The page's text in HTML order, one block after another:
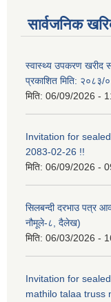
सार्वजनिक
स्वास्थ्य उपकरण खरीद
प्रकाशित मिति: २०८३/
मिति: 06/09/2026 -
Invitation for
2083-02-26 !!
मिति: 06/09/2026 -
सिलबन्दी दरभाउ पत्र
नौमूले-८, दैलेख)
मिति: 06/03/2026 -
Invitation for
mathilo talaa truss